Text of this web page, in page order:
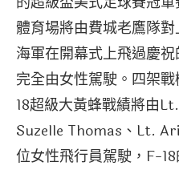
體育場將由費城老鷹隊
海軍在開幕式上飛過慶
完全由女性駕駛。四架
18超級大黃蜂戰績將由
Suzelle Thomas、Lt.
位女性飛行員駕駛，F-